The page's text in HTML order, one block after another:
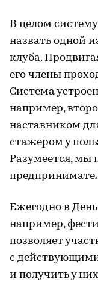
В целом
назвать одной
клуба.
его члены
Система
например,
наставником
стажером у
Разумеется, мы
Ежегодно в
например,
позволяет
с
и получить у